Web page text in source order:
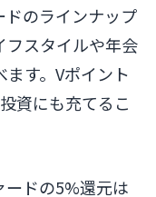
のラインナップ
フスタイルや年会
す。Vポイント
資にも充てるこ
ードの5%還元は